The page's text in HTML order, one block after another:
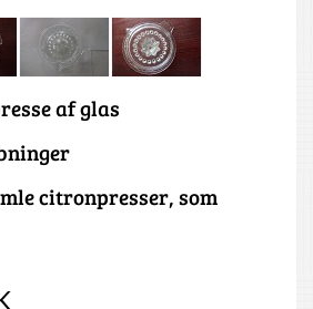
af glas
citronpresser, som